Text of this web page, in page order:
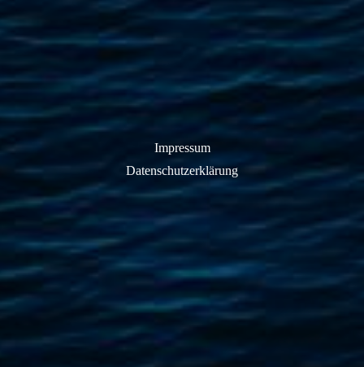
Impressum
Datenschutzerklärung